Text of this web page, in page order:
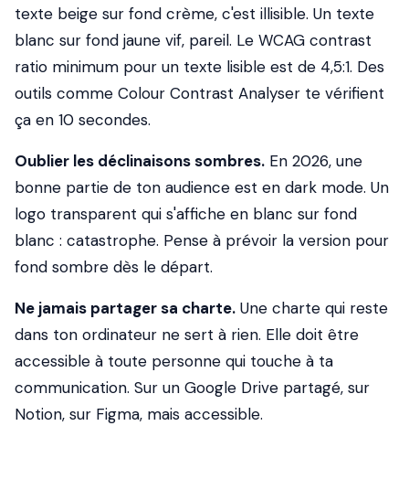
texte beige sur fond crème, c'est illisible. Un texte
blanc sur fond jaune vif, pareil. Le WCAG contrast
ratio minimum pour un texte lisible est de 4,5:1. Des
outils comme Colour Contrast Analyser te vérifient
ça en 10 secondes.
Oublier les déclinaisons sombres. En 2026, une
bonne partie de ton audience est en dark mode. Un
logo transparent qui s'affiche en blanc sur fond
blanc : catastrophe. Pense à prévoir la version pour
fond sombre dès le départ.
Ne jamais partager sa charte. Une charte qui reste
dans ton ordinateur ne sert à rien. Elle doit être
accessible à toute personne qui touche à ta
communication. Sur un Google Drive partagé, sur
Notion, sur Figma, mais accessible.